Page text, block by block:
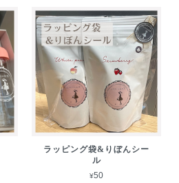
ラッピング袋&りぼんシー
ル
¥50